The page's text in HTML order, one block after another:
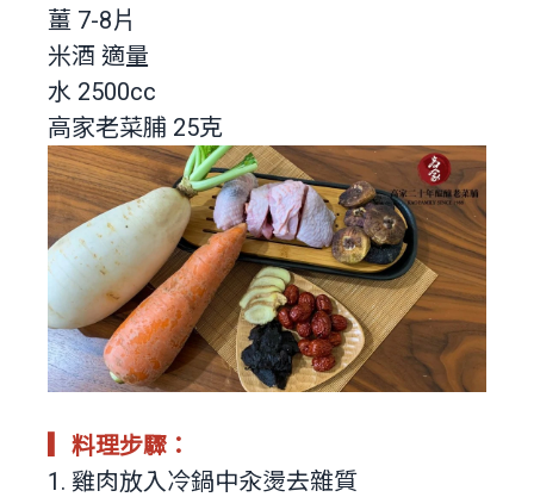
薑 7-8片
米酒 適量
水 2500cc
高家老菜脯 25克
▎料理步驟：​
1. 雞肉放入冷鍋中汆燙去雜質